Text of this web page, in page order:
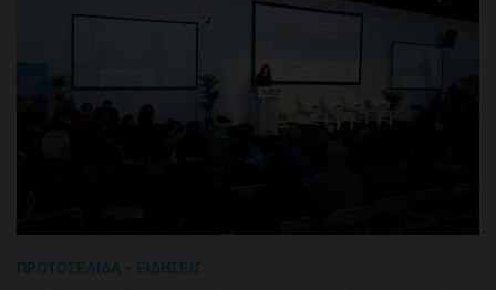
ΠΡΩΤΟΣΈΛΙΔΑ ΕΙΔΉΣΕΙΣ